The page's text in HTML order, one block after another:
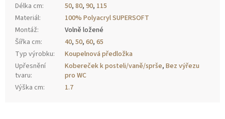
Délka cm: 50, 80, 90, 115
Materiál:
100% Polyacryl SUPERSOFT
Montáž:
Volně ložené
Šířka cm: 40, 50, 60, 65
Typ výrobku:
Koupelnová předložka
Upřesnění
tvaru:
Kobereček k posteli/vaně/sprše, Bez výřezu
pro WC
Výška cm:
1.7